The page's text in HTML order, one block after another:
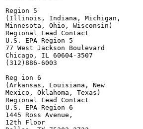
Region 5
(Illinois, Indiana, Michigan,
Minnesota, Ohio, Wisconsin)
Regional Lead Contact
U.S. EPA Region 5
77 West Jackson Boulevard
Chicago, IL 60604-3507
(312)886-6003
Reg ion 6
(Arkansas, Louisiana, New
Mexico, Oklahoma, Texas)
Regional Lead Contact
U.S. EPA Region 6
1445 Ross Avenue,
12th Floor